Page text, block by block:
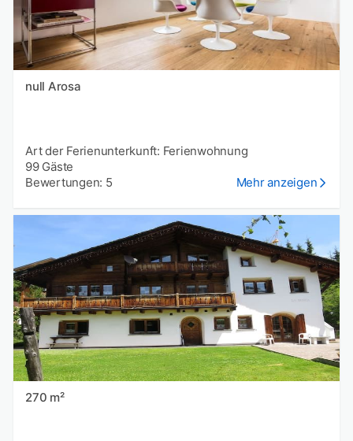
null Arosa
Art der Ferienunterkunft: Ferienwohnung
99 Gäste
Bewertungen: 5
Mehr anzeigen
270 m²